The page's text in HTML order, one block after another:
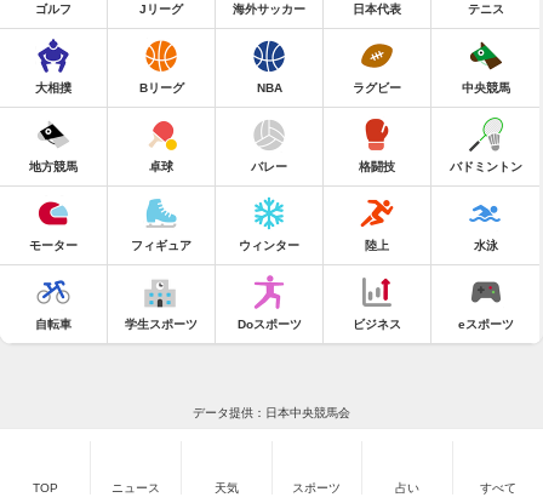
ゴルフ Jリーグ 海外サッカー 日本代表 テニス
大相撲 Bリーグ NBA ラグビー 中央競馬
地方競馬 卓球 バレー 格闘技 バドミントン
モーター フィギュア ウィンター 陸上 水泳
自転車 学生スポーツ Doスポーツ ビジネス eスポーツ
データ提供：日本中央競馬会
TOP ニュース 天気 スポーツ 占い すべて